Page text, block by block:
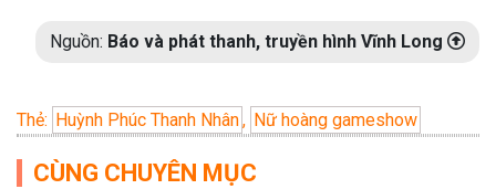
Nguồn: Báo và phát thanh, truyền hình Vĩnh Long
Thẻ: Huỳnh Phúc Thanh Nhân, Nữ hoàng gameshow
CÙNG CHUYÊN MỤC